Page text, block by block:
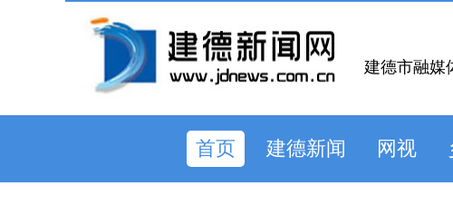
建德市融媒
首页 建德新闻 网视